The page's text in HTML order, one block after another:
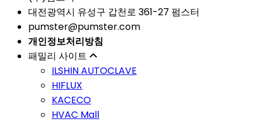
대전광역시 유성구 갑천로 361-27 펌스터
pumster@pumster.com
개인정보처리방침
패밀리 사이트
ILSHIN AUTOCLAVE
HIFLUX
KACECO
HVAC Mall